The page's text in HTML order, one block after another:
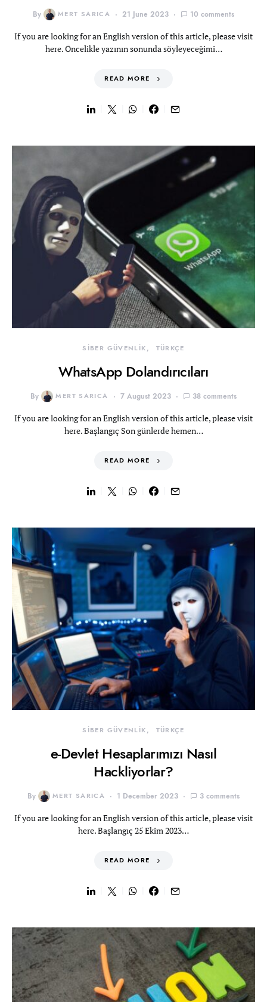
By MERT SARICA 21 June 2023 10 comments
If you are looking for an English version of this article, please visit
here. Öncelikle yazının sonunda söyleyeceğimi…
READ MORE
SİBER GÜVENLİK TÜRKÇE
WhatsApp Dolandırıcıları
By MERT SARICA 7 August 2023 38 comments
If you are looking for an English version of this article, please visit
here. Başlangıç Son günlerde hemen…
READ MORE
SİBER GÜVENLİK TÜRKÇE
e-Devlet Hesaplarımızı Nasıl
Hackliyorlar?
By MERT SARICA 1 December 2023 3 comments
If you are looking for an English version of this article, please visit
here. Başlangıç 25 Ekim 2023…
READ MORE